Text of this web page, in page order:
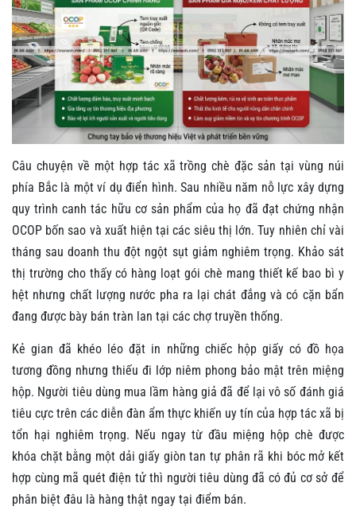
Câu chuyện về một hợp tác xã trồng chè đặc sản tại vùng núi
phía Bắc là một ví dụ điển hình. Sau nhiều năm nỗ lực xây dựng
quy trình canh tác hữu cơ sản phẩm của họ đã đạt chứng nhận
OCOP bốn sao và xuất hiện tại các siêu thị lớn. Tuy nhiên chỉ vài
tháng sau doanh thu đột ngột sụt giảm nghiêm trọng. Khảo sát
thị trường cho thấy có hàng loạt gói chè mang thiết kế bao bì y
hệt nhưng chất lượng nước pha ra lại chát đắng và có cặn bẩn
đang được bày bán tràn lan tại các chợ truyền thống.
Kẻ gian đã khéo léo đặt in những chiếc hộp giấy có đồ họa
tương đồng nhưng thiếu đi lớp niêm phong bảo mật trên miệng
hộp. Người tiêu dùng mua lầm hàng giả đã để lại vô số đánh giá
tiêu cực trên các diễn đàn ẩm thực khiến uy tín của hợp tác xã bị
tổn hại nghiêm trọng. Nếu ngay từ đầu miệng hộp chè được
khóa chặt bằng một dải giấy giòn tan tự phân rã khi bóc mở kết
hợp cùng mã quét điện tử thì người tiêu dùng đã có đủ cơ sở để
phân biệt đâu là hàng thật ngay tại điểm bán.